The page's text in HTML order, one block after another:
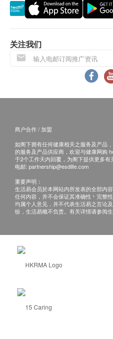
关注我们
商户合作 / 加盟
如阁下拥有任何健康相关之服务及产品
的服务及产品供应商，欢迎与健康网购
于2个工作天内回覆，为阁下提供更多有
电邮: partnership@esdlife.com
重要声明：
生活易会员於本网站内所发表的全部内
任何内容，并不会保证其准确性丶完整
均属个人意见，并不代表生活易之言论
纷，生活易概不负责。有关详情请参阅生